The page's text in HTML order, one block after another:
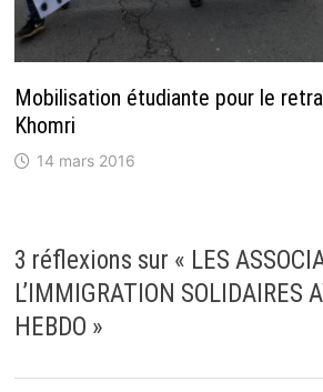
Mobilisation étudiante pour le
Khomri
14 mars 2016
3 réflexions sur « LES
L’IMMIGRATION SOLIDAIRES
HEBDO »